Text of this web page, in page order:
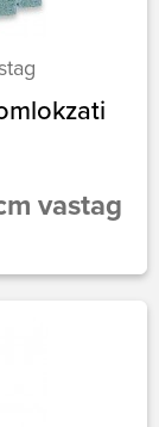
vastag